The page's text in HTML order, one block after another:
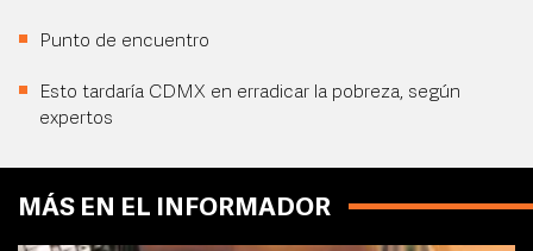
Punto de encuentro
Esto tardaría CDMX en erradicar la pobreza, según
expertos
MÁS EN EL INFORMADOR